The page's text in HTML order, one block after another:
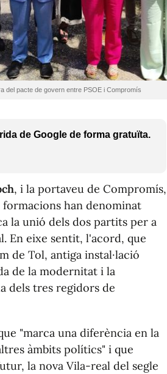
del pacte de govern entre PSOE i Compromís
de Google de forma gratuïta.
, i la portaveu de Compromís,
formacions han denominat
la unió dels dos partits per a
En eixe sentit, l'acord, que
de Tol, antiga instal·lació
de la modernitat i la
dels tres regidors de
"marca una diferència en la
àmbits polítics" i que
la nova Vila-real del segle